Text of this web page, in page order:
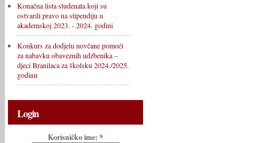
Konačna lista studenata koji su
ostvarili pravo na stipendiju u
akademskoj 2023. - 2024. godini
Konkurs za dodjelu novčane pomoći
za nabavku obaveznih udžbenika –
djeci Branilaca za školsku 2024./2025.
godinu
Login
Korisničko ime: *